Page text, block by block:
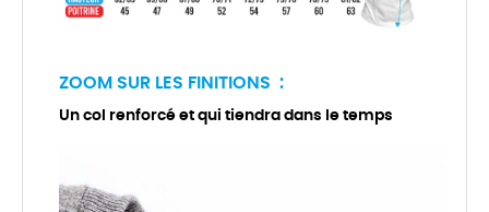
ZOOM SUR LES FINITIONS :
Un col renforcé et qui tiendra dans le temps